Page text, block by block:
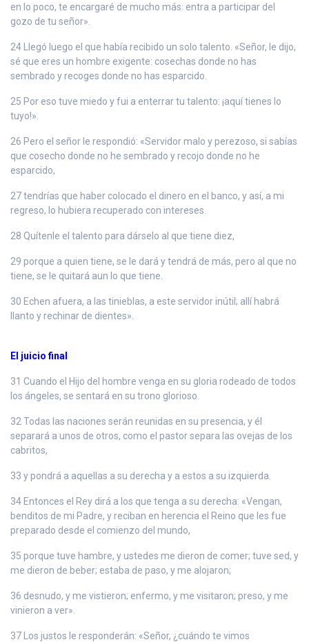
en lo poco, te encargaré de mucho más: entra a participar del
gozo de tu señor».
24 Llegó luego el que había recibido un solo talento. «Señor, le dijo,
sé que eres un hombre exigente: cosechas donde no has
sembrado y recoges donde no has esparcido.
25 Por eso tuve miedo y fui a enterrar tu talento: ¡aquí tienes lo
tuyo!».
26 Pero el señor le respondió: «Servidor malo y perezoso, si sabías
que cosecho donde no he sembrado y recojo donde no he
esparcido,
27 tendrías que haber colocado el dinero en el banco, y así, a mi
regreso, lo hubiera recuperado con intereses.
28 Quítenle el talento para dárselo al que tiene diez,
29 porque a quien tiene, se le dará y tendrá de más, pero al que no
tiene, se le quitará aun lo que tiene.
30 Echen afuera, a las tinieblas, a este servidor inútil; allí habrá
llanto y rechinar de dientes».
El juicio final
31 Cuando el Hijo del hombre venga en su gloria rodeado de todos
los ángeles, se sentará en su trono glorioso.
32 Todas las naciones serán reunidas en su presencia, y él
separará a unos de otros, como el pastor separa las ovejas de los
cabritos,
33 y pondrá a aquellas a su derecha y a estos a su izquierda.
34 Entonces el Rey dirá a los que tenga a su derecha: «Vengan,
benditos de mi Padre, y reciban en herencia el Reino que les fue
preparado desde el comienzo del mundo,
35 porque tuve hambre, y ustedes me dieron de comer; tuve sed, y
me dieron de beber; estaba de paso, y me alojaron;
36 desnudo, y me vistieron; enfermo, y me visitaron; preso, y me
vinieron a ver».
37 Los justos le responderán: «Señor, ¿cuándo te vimos